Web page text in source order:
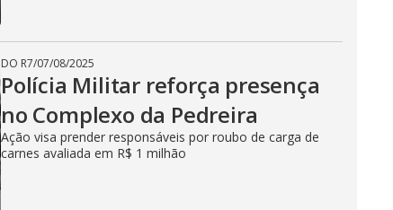
DO R7/07/08/2025
Polícia Militar reforça presença
no Complexo da Pedreira
Ação visa prender responsáveis por roubo de carga de
carnes avaliada em R$ 1 milhão